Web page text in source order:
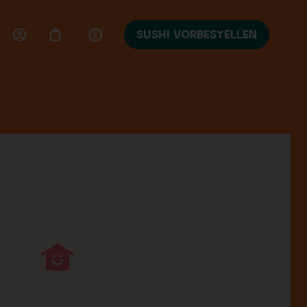
SUSHI VORBESTELLEN